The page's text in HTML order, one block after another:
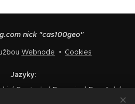
nick "cas100geo"
Webnode Cookies
Jazyky
Deutsch Français
Español